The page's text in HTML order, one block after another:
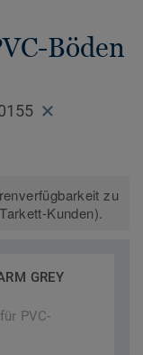
Böden
zu
Kunden).
GREY
PVC-